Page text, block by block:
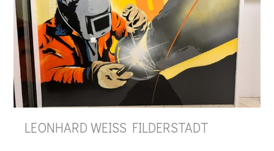
LEONHARD WEISS FILDERSTADT